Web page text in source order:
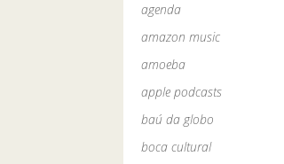
agenda
amazon music
amoeba
apple podcasts
baú da globo
boca cultural